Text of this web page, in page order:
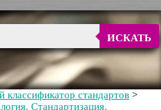
ИСКАТЬ
классификатор стандартов >
Стандартизация.